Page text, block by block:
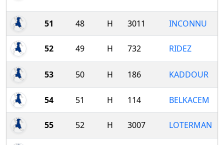
51 48 H 3011 INCONNU
52 49 H 732 RIDEZ
53 50 H 186 KADDOUR
54 51 H 114 BELKACEM
55 52 H 3007 LOTERMAN